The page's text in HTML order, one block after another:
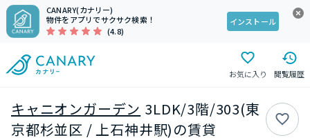
CANARY(カナリー)
物件をアプリでサクサク検索！
(4.8)
インストール
お気に入り 閲覧履歴
キャニオンガーデン 3LDK/3階/303(東
京都杉並区 / 上石神井駅)の賃貸